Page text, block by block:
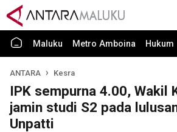
Maluku Metro Amboina Hukum
ANTARA Kesra
IPK sempurna 4.00, Wakil
jamin studi S2 pada
Unpatti